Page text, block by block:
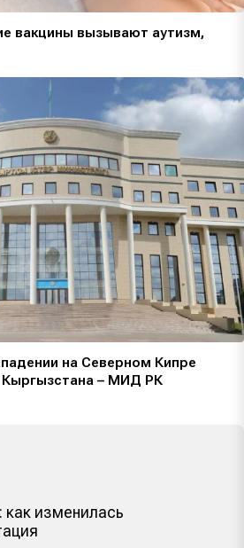
вакцины вызывают аутизм,
на Северном Кипре
Кыргызстана – МИД РК
изменилась